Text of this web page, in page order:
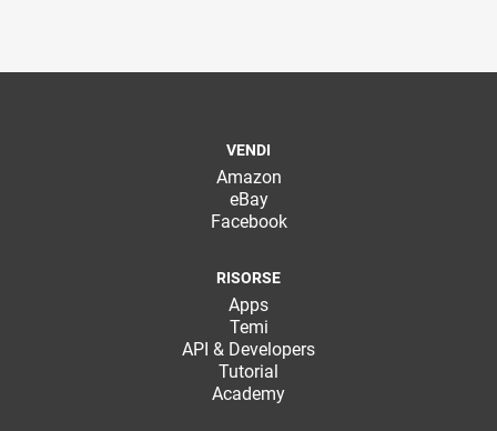
VENDI
Amazon
eBay
Facebook
RISORSE
Apps
Temi
API & Developers
Tutorial
Academy